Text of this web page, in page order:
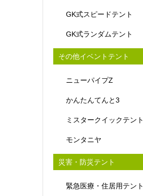
GK式スピードテント
GK式ランダムテント
その他イベントテント
ニューパイプZ
かんたんてんと3
ミスタークイックテント
モンタニヤ
災害・防災テント
緊急医療・住居用テント